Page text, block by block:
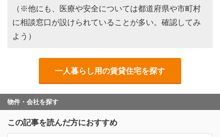
（※他にも、医療や安全については都道府県や市町村
に相談窓口が設けられていることが多い。確認してみ
よう）
一人暮らし用の賃貸住宅を探す
物件・会社を探す
この記事を読んだ方におすすめ